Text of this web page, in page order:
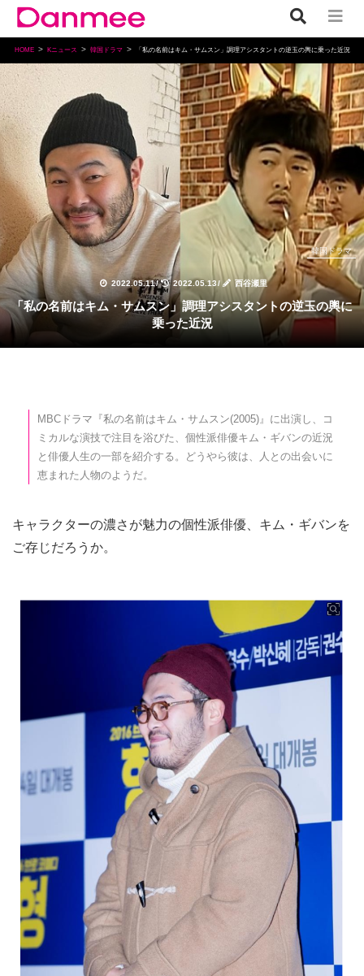
HOME Kニュース 韓国ドラマ 「私の名前はキム・サムスン」調理アシスタントの逆玉の輿に乗った近況
2022.05.11/ 2022.05.13/ 西谷瀬里
韓国ドラマ
「私の名前はキム・サムスン」調理アシスタントの逆玉の輿に
乗った近況
MBCドラマ『私の名前はキム・サムスン(2005)』に出演し、コ
ミカルな演技で注目を浴びた、個性派俳優キム・ギバンの近況
と俳優人生の一部を紹介する。どうやら彼は、人との出会いに
恵まれた人物のようだ。
キャラクターの濃さが魅力の個性派俳優、キム・ギバンを
ご存じだろうか。